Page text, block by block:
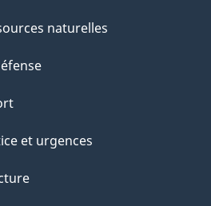
naturelles
et urgences